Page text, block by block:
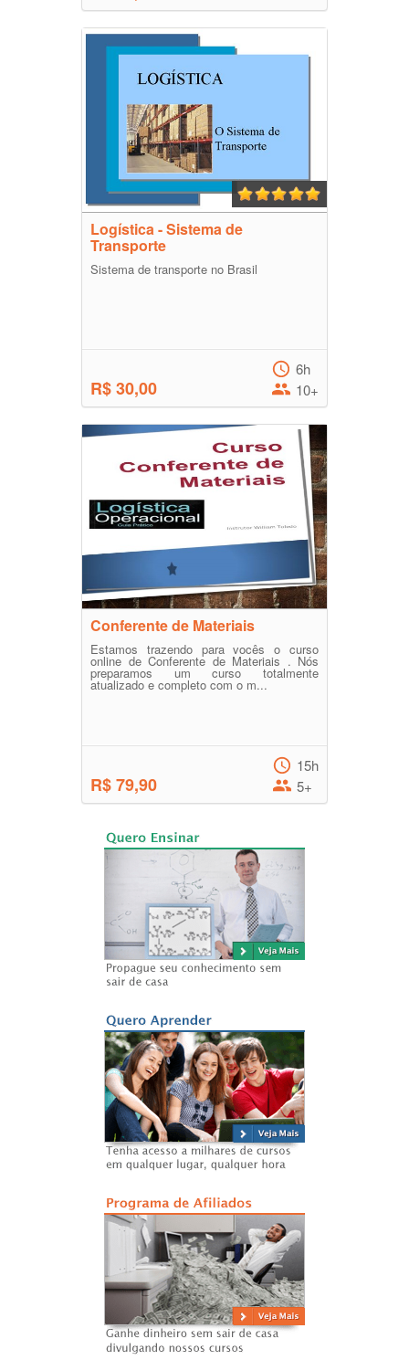
Logística - Sistema de
Transporte
Sistema de transporte no Brasil
R$ 30,00
6h
10+
Conferente de Materiais
Estamos trazendo para vocês o curso
online de Conferente de Materiais . Nós
preparamos um curso totalmente
atualizado e completo com o m...
R$ 79,90
15h
5+